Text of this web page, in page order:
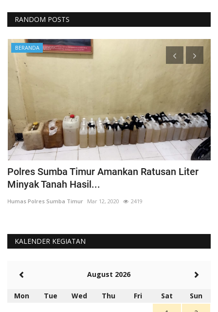
RANDOM POSTS
BERANDA
Polres Sumba Timur Amankan Ratusan Liter
Minyak Tanah Hasil...
Humas Polres Sumba Timur Mar 12, 2020 2419
KALENDER KEGIATAN
August 2026
Mon Tue Wed Thu Fri Sat
Sun